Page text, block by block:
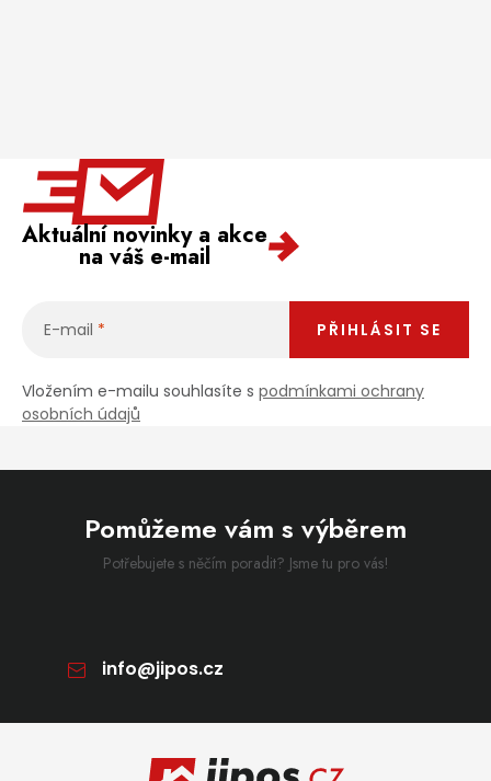
Aktuální novinky a akce
na váš e-mail
E-mail
Vložením e-mailu souhlasíte s podmínkami ochrany
osobních údajů
PŘIHLÁSIT SE
Pomůžeme vám s výběrem
Potřebujete s něčím poradit? Jsme tu pro vás!
info@jipos.cz